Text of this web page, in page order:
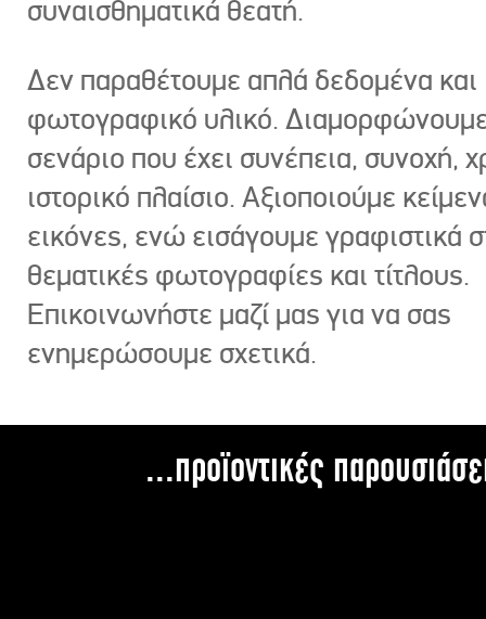
συναισθηματικά θεατή.
Δεν παραθέτουμε απλά δεδομένα και
φωτογραφικό υλικό.
σενάριο που έχει συνέπεια, συνοχή,
ιστορικό πλαίσιο. Αξιοποιούμε
εικόνες, ενώ εισάγουμε γραφιστικά
θεματικές φωτογραφίες και τίτλους.
Επικοινωνήστε μαζί μας για να σας
ενημερώσουμε σχετικά.
...προϊοντικές